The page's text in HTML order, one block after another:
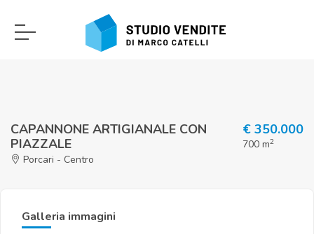
CAPANNONE ARTIGIANALE CON
PIAZZALE
Porcari - Centro
€ 350.000
700 m2
Galleria immagini